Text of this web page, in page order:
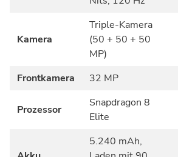
Kamera
Triple-Kamera
(50 + 50 + 50
MP)
Frontkamera 32 MP
Prozessor
Snapdragon 8
Elite
5.240 mAh,